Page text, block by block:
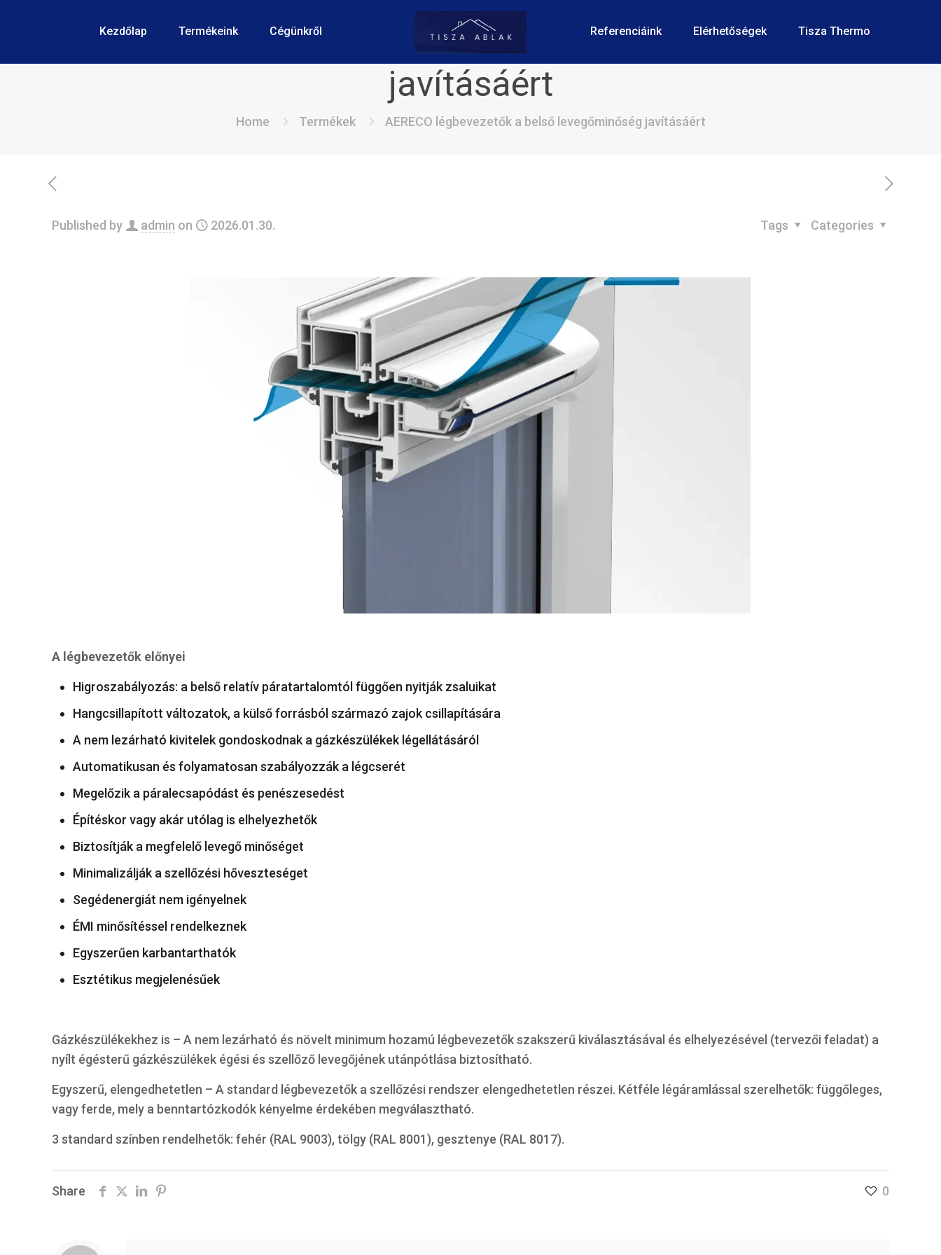
Kezdőlap Termékeink Cégünkről Referenciáink Elérhetőségek Tisza Thermo
AERECO légbevezetők a belső levegőminőség
javításáért
Home Termékek AERECO légbevezetők a belső levegőminőség javításáért
Published by admin on 2026.01.30. Categories
Tags
A légbevezetők előnyei
Higroszabályozás: a belső relatív páratartalomtól függően nyitják zsaluikat
Hangcsillapított változatok, a külső forrásból származó zajok csillapítására
A nem lezárható kivitelek gondoskodnak a gázkészülékek légellátásáról
Automatikusan és folyamatosan szabályozzák a légcserét
Megelőzik a páralecsapódást és penészesedést
Építéskor vagy akár utólag is elhelyezhetők
Biztosítják a megfelelő levegő minőséget
Minimalizálják a szellőzési hőveszteséget
Segédenergiát nem igényelnek
ÉMI minősítéssel rendelkeznek
Egyszerűen karbantarthatók
Esztétikus megjelenésűek
Gázkészülékekhez is – A nem lezárható és növelt minimum hozamú légbevezetők szakszerű kiválasztásával és elhelyezésével (tervezői feladat) a
nyílt égésterű gázkészülékek égési és szellőző levegőjének utánpótlása biztosítható.
Egyszerű, elengedhetetlen – A standard légbevezetők a szellőzési rendszer elengedhetetlen részei. Kétféle légáramlással szerelhetők: függőleges,
vagy ferde, mely a benntartózkodók kényelme érdekében megválasztható.
3 standard színben rendelhetők: fehér (RAL 9003), tölgy (RAL 8001), gesztenye (RAL 8017).
Share 0